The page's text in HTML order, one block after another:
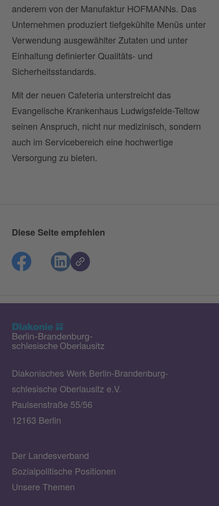
anderem von der Manufaktur HOFMANNs. Das
Unternehmen produziert tiefgekühlte Menüs unter
Verwendung ausgewählter Zutaten und unter
Einhaltung definierter Qualitäts- und
Sicherheitsstandards.
Mit der neuen Cafeteria unterstreicht das
Evangelische Krankenhaus Ludwigsfelde-Teltow
seinen Anspruch, nicht nur medizinisch, sondern
auch im Servicebereich eine hochwertige
Versorgung zu bieten.
Diese Seite empfehlen
Diakonisches Werk Berlin-Brandenburg-
schlesische Oberlausitz e.V.
Paulsenstraße 55/56
12163 Berlin
Der Landesverband
Sozialpolitische Positionen
Unsere Themen